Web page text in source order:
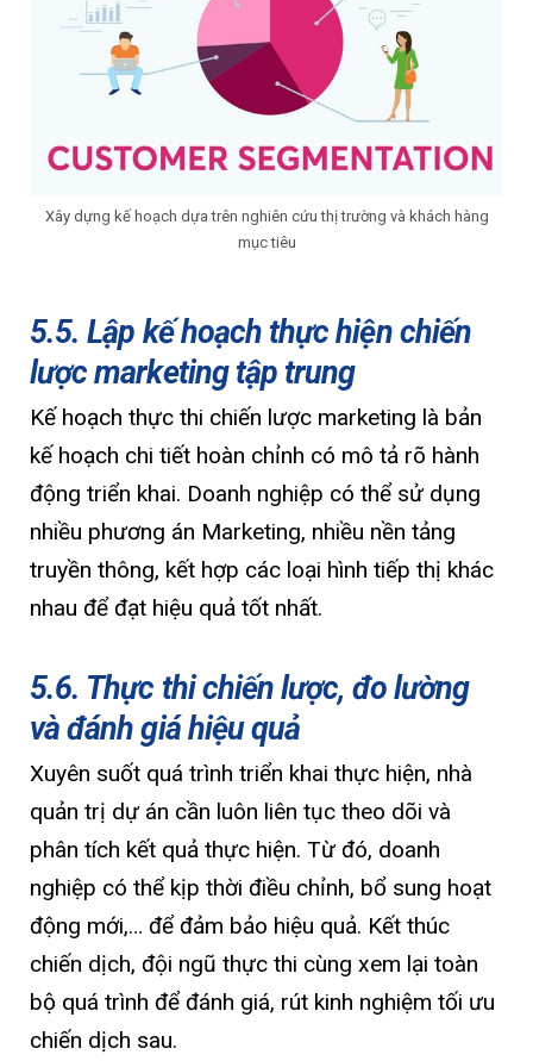
Xây dựng kế hoạch dựa trên nghiên cứu thị trường và khách hàng
mục tiêu
5.5. Lập kế hoạch thực hiện chiến
lược marketing tập trung
Kế hoạch thực thi chiến lược marketing là bản
kế hoạch chi tiết hoàn chỉnh có mô tả rõ hành
động triển khai. Doanh nghiệp có thể sử dụng
nhiều phương án Marketing, nhiều nền tảng
truyền thông, kết hợp các loại hình tiếp thị khác
nhau để đạt hiệu quả tốt nhất.
5.6. Thực thi chiến lược, đo lường
và đánh giá hiệu quả
Xuyên suốt quá trình triển khai thực hiện, nhà
quản trị dự án cần luôn liên tục theo dõi và
phân tích kết quả thực hiện. Từ đó, doanh
nghiệp có thể kịp thời điều chỉnh, bổ sung hoạt
động mới,… để đảm bảo hiệu quả. Kết thúc
chiến dịch, đội ngũ thực thi cùng xem lại toàn
bộ quá trình để đánh giá, rút kinh nghiệm tối ưu
chiến dịch sau.